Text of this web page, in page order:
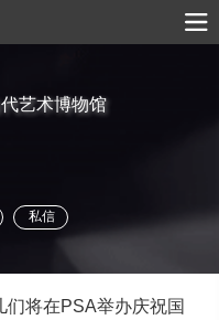
代艺术博物馆
私信
们将在PSA举办庆祝国